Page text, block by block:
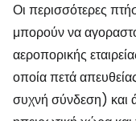
Οι περισσότερες
μπορούν να
αεροπορικής
οποία πετά
συχνή σύνδεση) και